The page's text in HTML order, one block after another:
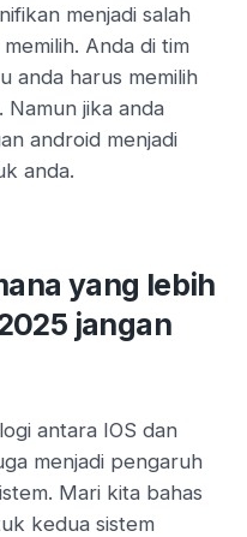
menjadi salah
Anda di tim
anda harus memilih
Namun jika anda
android menjadi
anda.
yang lebih
jangan
antara IOS dan
menjadi pengaruh
Mari kita bahas
kedua sistem